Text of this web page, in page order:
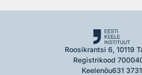
Roosikrantsi 6, 10119
Registrikood
Keelenõu631 3731